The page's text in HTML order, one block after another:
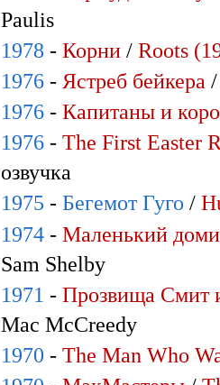
Paulis
1978 -Корни /Roots
1976 - Ястреб бейкера
1976 -Капитаны и
1976 -The First Easter
озвучка
1975 -Бегемот Гуго /
1974 -Маленький
Sam Shelby
1971 -Прозвища Смит
Mac McCreedy
1970 -The Man Who